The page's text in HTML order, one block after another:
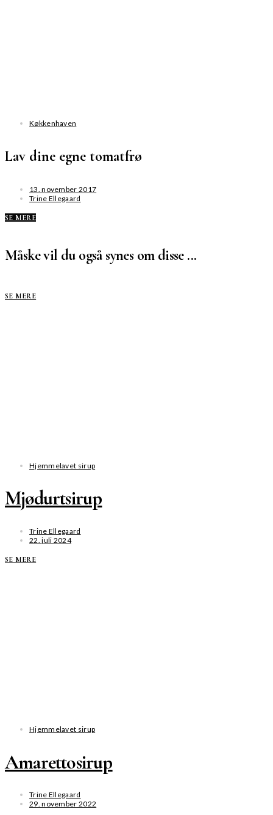
Køkkenhaven
Lav dine egne tomatfrø
13. november 2017
Trine Ellegaard
SE MERE
Måske vil du også synes om disse ...
SE MERE
Hjemmelavet sirup
Mjødurtsirup
Trine Ellegaard
22. juli 2024
SE MERE
Hjemmelavet sirup
Amarettosirup
Trine Ellegaard
29. november 2022